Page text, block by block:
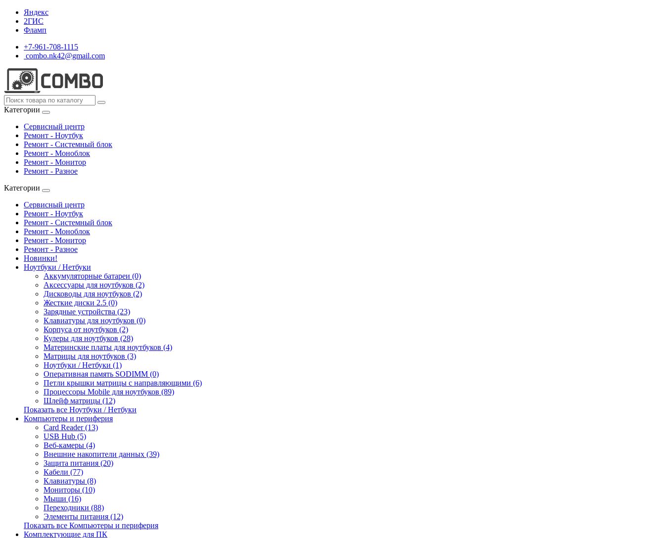
Яндекс
2ГИС
Фламп
+7-961-708-1115
combo.nk42@gmail.com
Категории
Сервисный центр
Ремонт - Ноутбук
Ремонт - Системный блок
Ремонт - Моноблок
Ремонт - Монитор
Ремонт - Разное
Категории
Сервисный центр
Ремонт - Ноутбук
Ремонт - Системный блок
Ремонт - Моноблок
Ремонт - Монитор
Ремонт - Разное
Новинки!
Ноутбуки / Нетбуки
Аккумуляторные батареи (0)
Аксессуары для ноутбуков (2)
Дисководы для ноутбуков (2)
Жесткие диски 2.5 (0)
Зарядные устройства (23)
Клавиатуры для ноутбуков (0)
Корпуса от ноутбуков (2)
Кулеры для ноутбуков (28)
Материнские платы для ноутбуков (4)
Матрицы для ноутбуков (3)
Ноутбуки / Нетбуки (1)
Оперативная память SODIMM (0)
Петли крышки матрицы с направляющими (6)
Процессоры Mobile для ноутбуков (89)
Шлейф матрицы (12)
Показать все Ноутбуки / Нетбуки
Компьютеры и периферия
Card Reader (13)
USB Hub (5)
Веб-камеры (4)
Внешние накопители данных (39)
Защита питания (20)
Кабели (77)
Клавиатуры (8)
Мониторы (10)
Мыши (16)
Переходники (88)
Элементы питания (12)
Показать все Компьютеры и периферия
Комплектующие для ПК